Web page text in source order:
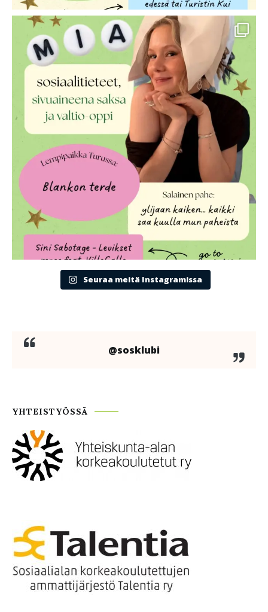
Seuraa meitä Instagramissa
@sosklubi
YHTEISTYÖSSÄ